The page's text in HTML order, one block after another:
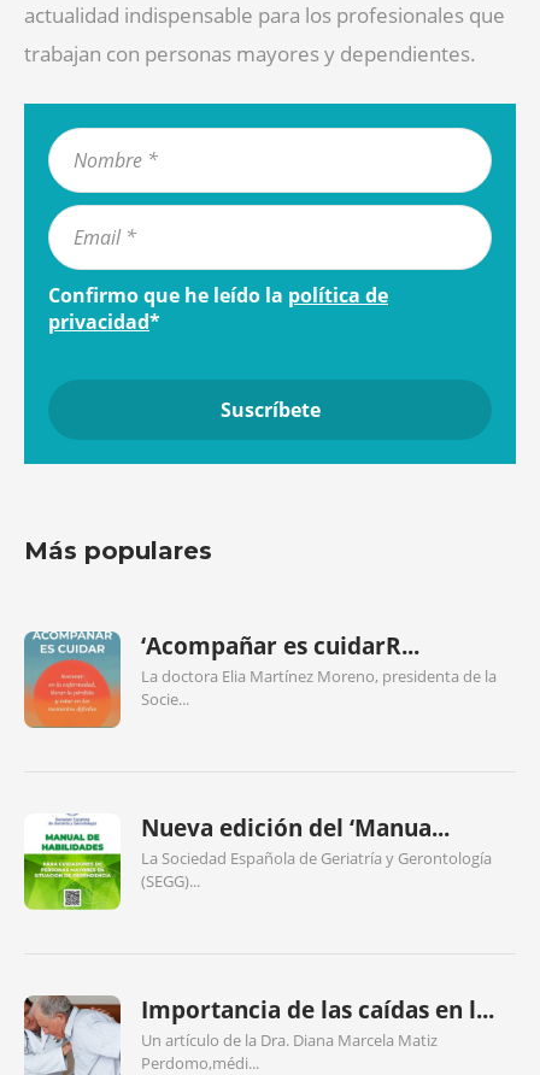
actualidad indispensable para los profesionales que
trabajan con personas mayores y dependientes.
Confirmo que he leído la política de
privacidad*
Más populares
‘Acompañar es cuidarR...
La doctora Elia Martínez Moreno, presidenta de la
Socie...
Nueva edición del ‘Manua...
La Sociedad Española de Geriatría y Gerontología
(SEGG)...
Importancia de las caídas en l...
Un artículo de la Dra. Diana Marcela Matiz
Perdomo,médi...